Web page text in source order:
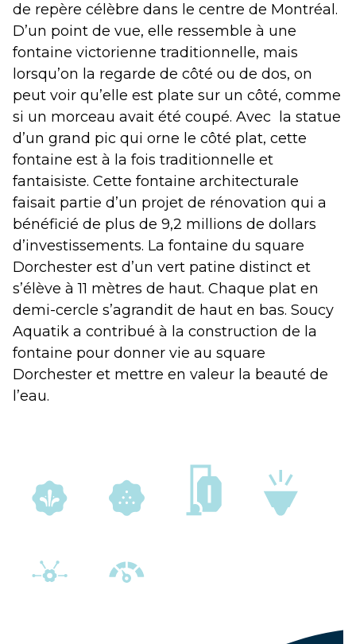
de repère célèbre dans le centre de Montréal.
D’un point de vue, elle ressemble à une
fontaine victorienne traditionnelle, mais
lorsqu’on la regarde de côté ou de dos, on
peut voir qu’elle est plate sur un côté, comme
si un morceau avait été coupé. Avec la statue
d’un grand pic qui orne le côté plat, cette
fontaine est à la fois traditionnelle et
fantaisiste. Cette fontaine architecturale
faisait partie d’un projet de rénovation qui a
bénéficié de plus de 9,2 millions de dollars
d’investissements. La fontaine du square
Dorchester est d’un vert patine distinct et
s’élève à 11 mètres de haut. Chaque plat en
demi-cercle s’agrandit de haut en bas. Soucy
Aquatik a contribué à la construction de la
fontaine pour donner vie au square
Dorchester et mettre en valeur la beauté de
l’eau.